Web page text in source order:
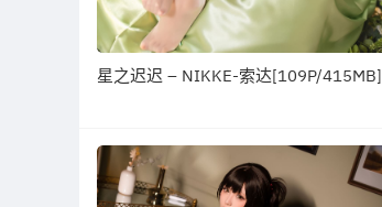
星之迟迟 – NIKKE-索达[109P/415MB]